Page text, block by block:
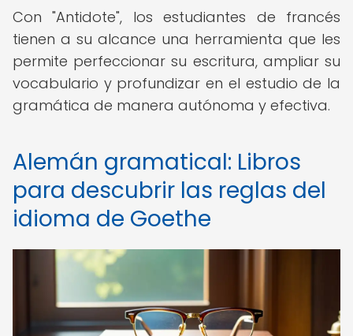
Con "Antidote", los estudiantes de francés
tienen a su alcance una herramienta que les
permite perfeccionar su escritura, ampliar su
vocabulario y profundizar en el estudio de la
gramática de manera autónoma y efectiva.
Alemán gramatical: Libros
para descubrir las reglas del
idioma de Goethe